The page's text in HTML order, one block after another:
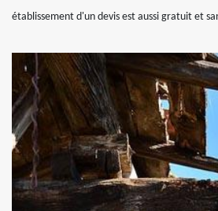
établissement d'un devis est aussi gratuit et